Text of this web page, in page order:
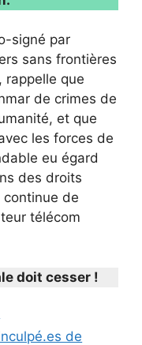
signé par
sans frontières
rappelle que
de crimes de
et que
les forces de
eu égard
des droits
continue de
télécom
doit cesser !
de